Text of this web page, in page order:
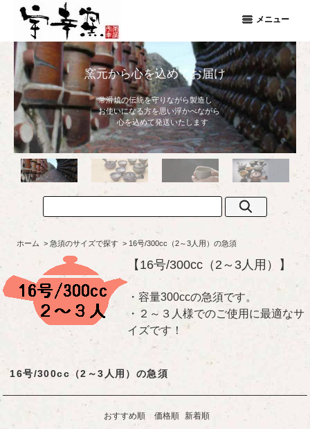
メニュー
普段使いの
心地よさ
ホーム >急須のサイズで探す > 16号/300cc（2～3人用）の急須
【16号/300cc（2～3人用）】
・容量300ccの急須です。
・２～３人様でのご使用に最適なサ
イズです！
16号/300cc（2～3人用）の急須
おすすめ順 価格順 新着順